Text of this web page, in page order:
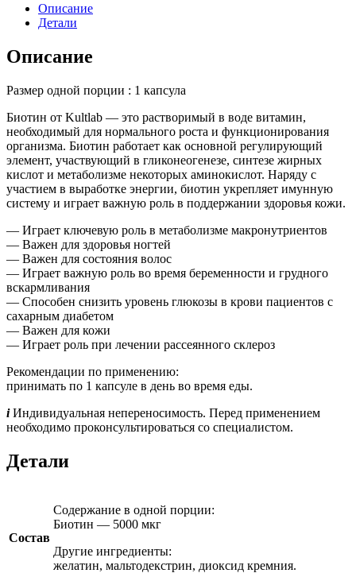
Описание
Детали
Описание
Размер одной порции : 1 капсула
Биотин от Kultlab — это растворимый в воде витамин,
необходимый для нормального роста и функционирования
организма. Биотин работает как основной регулирующий
элемент, участвующий в гликонеогенезе, синтезе жирных
кислот и метаболизме некоторых аминокислот. Наряду с
участием в выработке энергии, биотин укрепляет имунную
систему и играет важную роль в поддержании здоровья кожи.
— Играет ключевую роль в метаболизме макронутриентов
— Важен для здоровья ногтей
— Важен для состояния волос
— Играет важную роль во время беременности и грудного
вскармливания
— Способен снизить уровень глюкозы в крови пациентов с
сахарным диабетом
— Важен для кожи
— Играет роль при лечении рассеянного склероз
Рекомендации по применению:
принимать по 1 капсуле в день во время еды.
iИндивидуальная непереносимость. Перед применением
необходимо проконсультироваться со специалистом.
Детали
Состав
Содержание в одной порции:
Биотин — 5000 мкг
Другие ингредиенты:
желатин, мальтодекстрин, диоксид кремния.